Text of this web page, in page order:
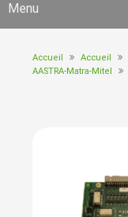
Menu
Accueil Accueil
AASTRA-Matra-Mitel